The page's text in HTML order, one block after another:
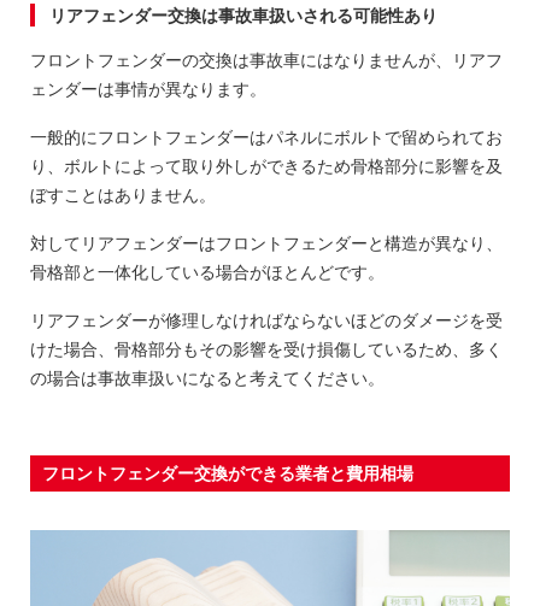
リアフェンダー交換は事故車扱いされる可能性あり
フロントフェンダーの交換は事故車にはなりませんが、リアフ
ェンダーは事情が異なります。
一般的にフロントフェンダーはパネルにボルトで留められてお
り、ボルトによって取り外しができるため骨格部分に影響を及
ぼすことはありません。
対してリアフェンダーはフロントフェンダーと構造が異なり、
骨格部と一体化している場合がほとんどです。
リアフェンダーが修理しなければならないほどのダメージを受
けた場合、骨格部分もその影響を受け損傷しているため、多く
の場合は事故車扱いになると考えてください。
フロントフェンダー交換ができる業者と費用相場